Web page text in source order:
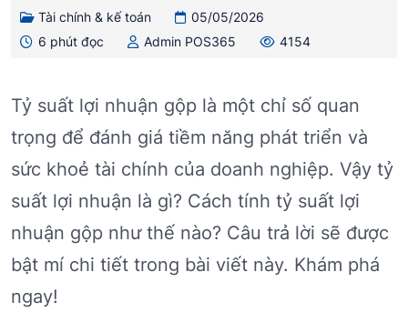
Tài chính & kế toán
05/05/2026
6 phút đọc
Admin POS365 4154
Tỷ suất lợi nhuận gộp là một chỉ số quan
trọng để đánh giá tiềm năng phát triển và
sức khoẻ tài chính của doanh nghiệp. Vậy tỷ
suất lợi nhuận là gì? Cách tính tỷ suất lợi
nhuận gộp như thế nào? Câu trả lời sẽ được
bật mí chi tiết trong bài viết này. Khám phá
ngay!